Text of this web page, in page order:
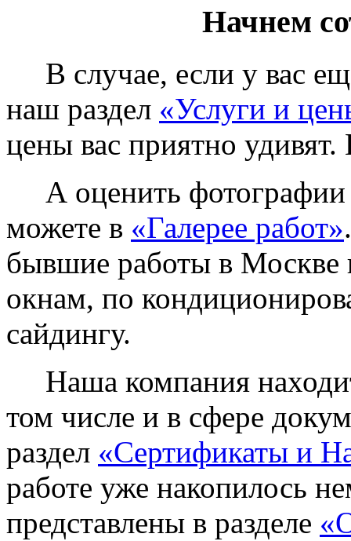
Начнем
В случае, если у вас
наш раздел «Услуги и
цены вас приятно
А оценить фотографии
можете в «Галерее работ»
бывшие работы в Москве
окнам, по
сайдингу.
Наша компания
том числе и в сфере
раздел «Сертификаты и
работе уже накопилось
представлены в разделе